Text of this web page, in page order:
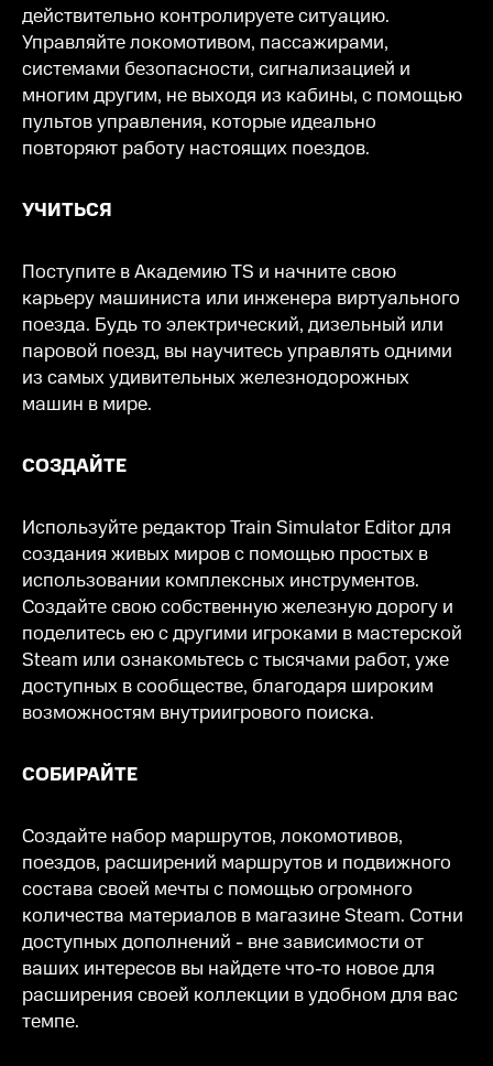
действительно контролируете ситуацию.
Управляйте локомотивом, пассажирами,
системами безопасности, сигнализацией и
многим другим, не выходя из кабины, с помощью
пультов управления, которые идеально
повторяют работу настоящих поездов.
УЧИТЬСЯ
Поступите в Академию TS и начните свою
карьеру машиниста или инженера виртуального
поезда. Будь то электрический, дизельный или
паровой поезд, вы научитесь управлять одними
из самых удивительных железнодорожных
машин в мире.
СОЗДАЙТЕ
Используйте редактор Train Simulator Editor для
создания живых миров с помощью простых в
использовании комплексных инструментов.
Создайте свою собственную железную дорогу и
поделитесь ею с другими игроками в мастерской
Steam или ознакомьтесь с тысячами работ, уже
доступных в сообществе, благодаря широким
возможностям внутриигрового поиска.
СОБИРАЙТЕ
Создайте набор маршрутов, локомотивов,
поездов, расширений маршрутов и подвижного
состава своей мечты с помощью огромного
количества материалов в магазине Steam. Сотни
доступных дополнений - вне зависимости от
ваших интересов вы найдете что-то новое для
расширения своей коллекции в удобном для вас
темпе.